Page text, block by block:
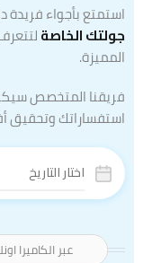
عبر الكاميرا
استمتع بأجواء فريدة
جولتك الخاصة
المميزة.
فريقنا المتخصص
استفساراتك وتحقيق